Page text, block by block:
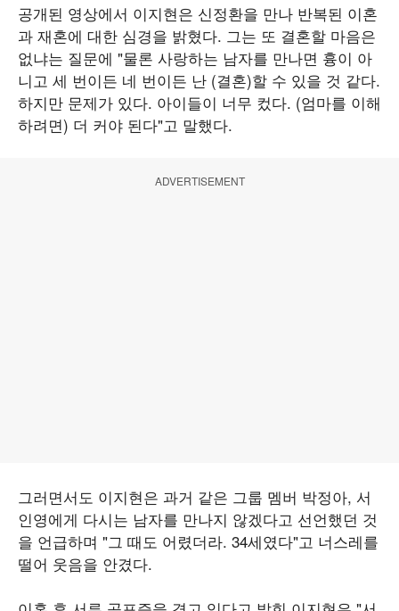
공개된 영상에서 이지현은 신정환을 만나 반복된 이혼
과 재혼에 대한 심경을 밝혔다. 그는 또 결혼할 마음은
없냐는 질문에 "물론 사랑하는 남자를 만나면 흉이 아
니고 세 번이든 네 번이든 난 (결혼)할 수 있을 것 같다.
하지만 문제가 있다. 아이들이 너무 컸다. (엄마를 이해
하려면) 더 커야 된다"고 말했다.
ADVERTISEMENT
그러면서도 이지현은 과거 같은 그룹 멤버 박정아, 서
인영에게 다시는 남자를 만나지 않겠다고 선언했던 것
을 언급하며 "그 때도 어렸더라. 34세였다"고 너스레를
떨어 웃음을 안겼다.